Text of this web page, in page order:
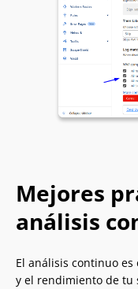
Mejores
análisis
El análisis continuo
y el rendimiento de tu